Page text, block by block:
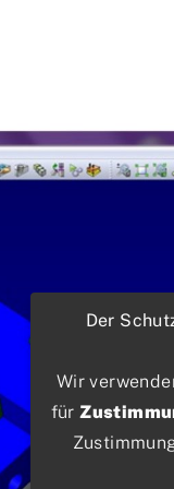
Der
Wir
für